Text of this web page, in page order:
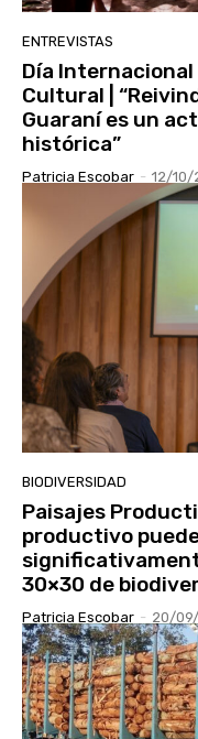
ENTREVISTAS
Día Internacional
Cultural |
Guaraní es un
histórica”
Patricia Escobar - 12/10/
BIODIVERSIDAD
Paisajes
productivo
30×30 de
Patricia Escobar - 20/